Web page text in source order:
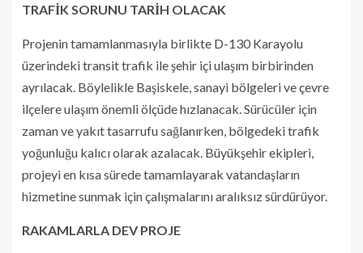
TRAFİK SORUNU TARİH OLACAK
Projenin tamamlanmasıyla birlikte D-130 Karayolu
üzerindeki transit trafik ile şehir içi ulaşım birbirinden
ayrılacak. Böylelikle Başiskele, sanayi bölgeleri ve çevre
ilçelere ulaşım önemli ölçüde hızlanacak. Sürücüler için
zaman ve yakıt tasarrufu sağlanırken, bölgedeki trafik
yoğunluğu kalıcı olarak azalacak. Büyükşehir ekipleri,
projeyi en kısa sürede tamamlayarak vatandaşların
hizmetine sunmak için çalışmalarını aralıksız sürdürüyor.
RAKAMLARLA DEV PROJE